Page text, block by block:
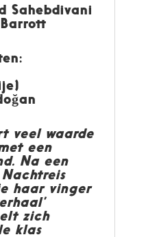
Sahebdivani
veel waarde
een
Na een
haar vinger
zich
klas